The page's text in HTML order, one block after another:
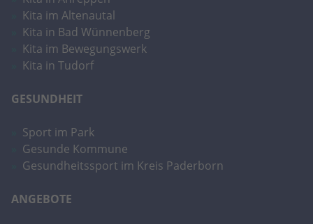
Kita im Altenautal
Kita in Bad Wünnenberg
Kita im Bewegungswerk
Kita in Tudorf
GESUNDHEIT
Sport im Park
Gesunde Kommune
Gesundheitssport im Kreis Paderborn
ANGEBOTE